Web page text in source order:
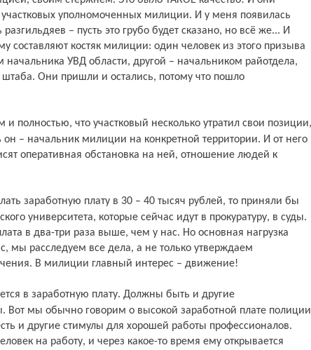
уполномоченных милиции. И у меня появилась
– пусть это грубо будет сказано, но всё же... И
составляют костяк милиции: один человек из этого призыва
начальника УВД области, другой – начальником райотдела,
Они пришли и остались, потому что пошло
он – начальник милиции на конкретной территории. И от него
оперативная обстановка на ней, отношение людей к
университета, которые сейчас идут в прокуратуру, в суды.
в два-три раза выше, чем у нас. Но основная нагрузка
мы расследуем все дела, а не только утверждаем
В милиции главный интерес – движение!
Вот мы обычно говорим о высокой заработной плате полиции
и другие стимулы для хорошей работы профессионалов.
на работу, и через какое-то время ему открывается